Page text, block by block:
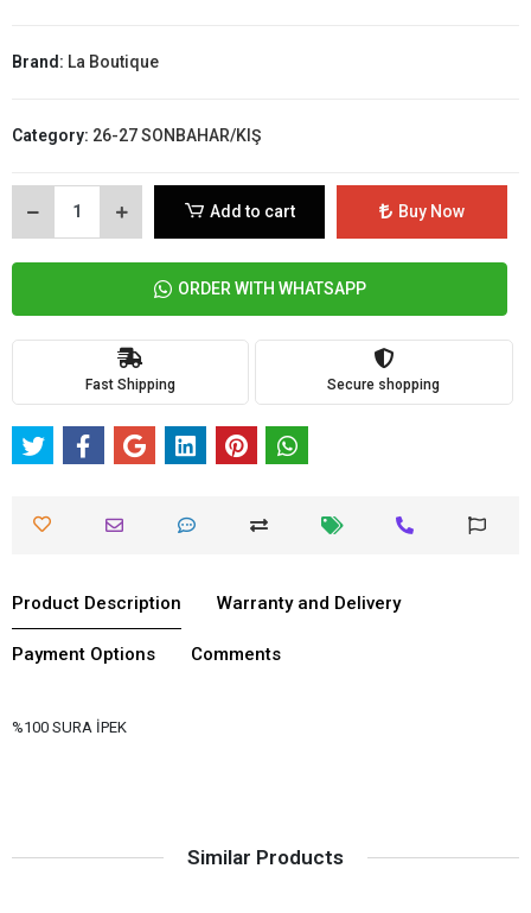
Brand: La Boutique
Category: 26-27 SONBAHAR/KIŞ
Add to cart Buy Now
ORDER WITH WHATSAPP
Fast Shipping Secure shopping
Product Description Warranty and Delivery
Payment Options Comments
%100 SURA İPEK
Similar Products